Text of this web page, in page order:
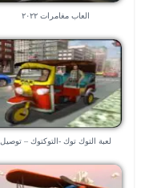
العاب مغامرات ٢٠٢٢
لعبة التوك توك -التوكتوك – توصيل